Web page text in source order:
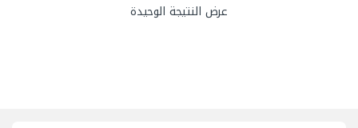
عرض النتيجة الوحيدة